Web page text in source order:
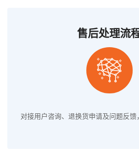
售后处理流
对接用户咨询、退换货申请及问题反馈